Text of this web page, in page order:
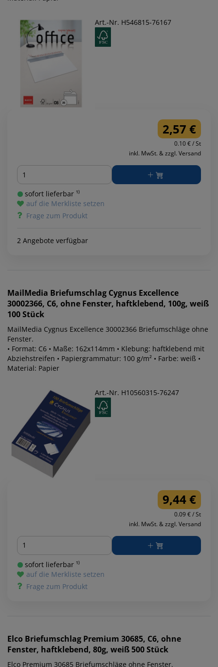
Art.-Nr. H546815-76167
2,57 €
0.10 € / St
inkl. MwSt. & zzgl. Versand
Menge
sofort lieferbar ¹⁾
auf die Merkliste setzen
Frage zum Produkt
2 Angebote verfügbar
MailMedia Briefumschlag Cygnus Excellence
30002366, C6, ohne Fenster, haftklebend, 100g, weiß
100 Stück
MailMedia Cygnus Excellence 30002366 Briefumschläge ohne
Fenster.
• Format: C6 • Maße: 162x114mm • Klebung: haftklebend mit
Abziehstreifen • Papiergrammatur: 100 g/m² • Farbe: weiß •
Material: Papier
Art.-Nr. H10560315-76247
9,44 €
0.09 € / St
inkl. MwSt. & zzgl. Versand
Menge
sofort lieferbar ¹⁾
auf die Merkliste setzen
Frage zum Produkt
Elco Briefumschlag Premium 30685, C6, ohne
Fenster, haftklebend, 80g, weiß 500 Stück
Elco Premium 30685 Briefumschläge ohne Fenster.